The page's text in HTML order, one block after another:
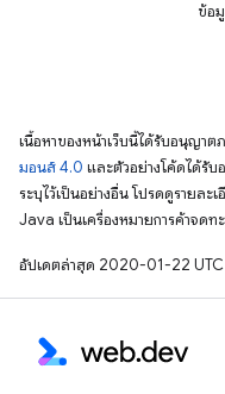
ข้อ
เนื้อหาของหน้าเว็บนี้ได้รับอนุญาต
มอนส์ 4.0 และตัวอย่างโค้ดได้รั
ระบุไว้เป็นอย่างอื่น โปรดดูรายละ
Java เป็นเครื่องหมายการค้าจด
อัปเดตล่าสุด 2020-01-22 UTC